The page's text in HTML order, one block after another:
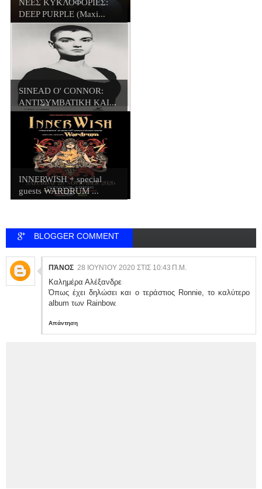
ΝΕΕΣ ΚΥΚΛΟΦΟΡΙΕΣ:
DEEP PURPLE (Maxi...
SINEAD O' CONNOR:
ΑΝΤΙΣΥΜΒΑΤΙΚΗ ΚΑΙ...
INNERWISH + special
guests WARDRUM ...
BLOGGER COMMENT
ΠΆΝΟΣ 28 ΙΟΥΝΊΟΥ 2020 ΣΤΙΣ 10:43 Π.Μ.
Καλημέρα Αλέξανδρε
Όπως έχει δηλώσει και ο τεράστιος Ronnie, το καλύτερο
album των Rainbow.
Απάντηση